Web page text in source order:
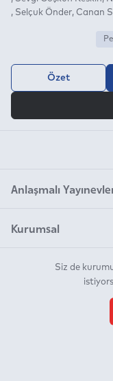
Selçuk Önder Canan
Özet
Anlaşmalı
Kurumsal
Siz de